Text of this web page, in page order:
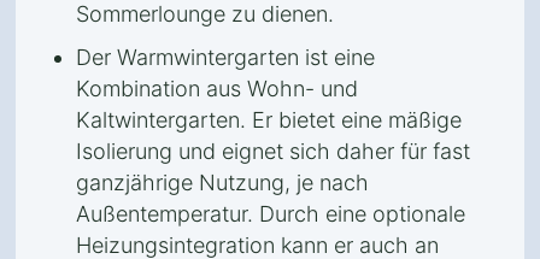
Sommerlounge zu dienen.
Der Warmwintergarten ist eine
Kombination aus Wohn- und
Kaltwintergarten. Er bietet eine mäßige
Isolierung und eignet sich daher für fast
ganzjährige Nutzung, je nach
Außentemperatur. Durch eine optionale
Heizungsintegration kann er auch an